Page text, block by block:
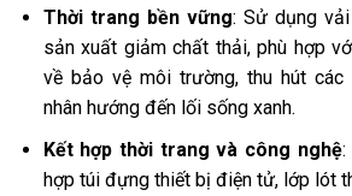
Thời trang bền vững: Sử dụng
sản xuất giảm chất thải, phù hợp
về bảo vệ môi trường, thu hút các
nhân hướng đến lối sống xanh.
Kết hợp thời trang và công nghệ:
hợp túi đựng thiết bị điện tử, lớp lót